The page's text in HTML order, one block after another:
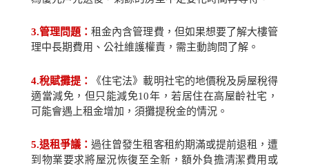
3.管理問題：租金內含管理費，但如果想要了解大樓管
理中長期費用、公社維護權責，需主動詢問了解。
4.稅賦攤提：
《住宅法》載明社宅的地價稅及房屋稅得
適當減免，但只能減免10年，若居住在高屋齡社宅，
可能會遇上租金增加，須攤提稅金的情況。
5.退租爭議：過往曾發生租客租約期滿或提前退租，遭
到物業要求將屋況恢復至全新，額外負擔清潔費用或